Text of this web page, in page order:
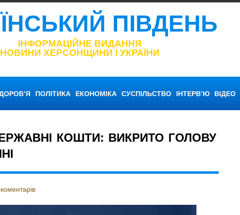
ПІВДЕНЬ
ІНФОРМАЦІЙНЕ ВИДАННЯ
НОВИНИ ХЕРСОНЩИНИ І УКРАЇНИ
ПОЛІТИКА ЕКОНОМІКА СУСПІЛЬСТВО ІНТЕРВ’Ю ВІДЕО
КОШТИ: ВИКРИТО ГОЛОВУ